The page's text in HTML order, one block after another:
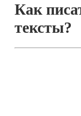
Как
тексты?